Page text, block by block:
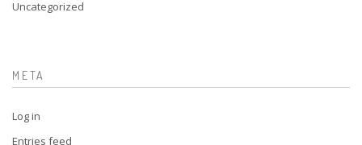
Uncategorized
META
Log in
Entries feed